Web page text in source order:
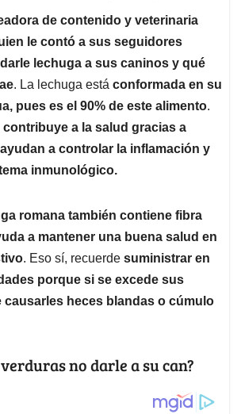
de contenido y veterinaria
le contó a sus seguidores
lechuga a sus caninos y qué
. La lechuga está conformada en su
pues es el 90% de este alimento.
contribuye a la salud gracias a
a controlar la inflamación y
inmunológico.
romana también contiene fibra
a mantener una buena salud en
. Eso sí, recuerde suministrar en
porque si se excede sus
causarles heces blandas o cúmulo
no darle a su can?